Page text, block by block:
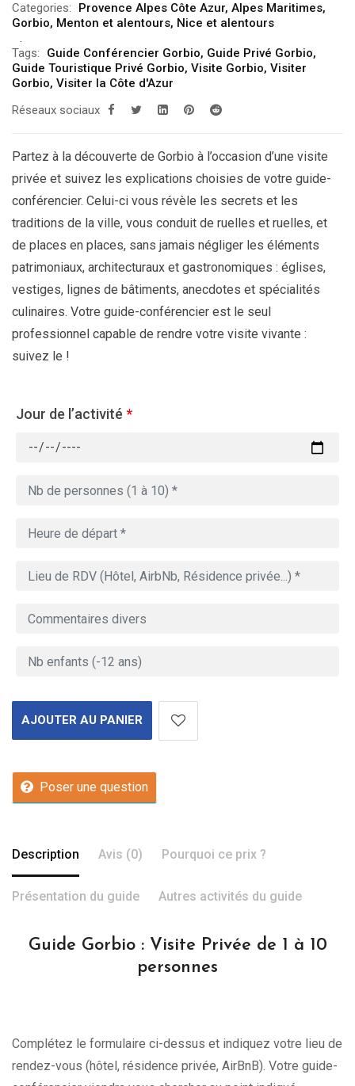
Categories: Provence Alpes Côte Azur, Alpes Maritimes,
Gorbio, Menton et alentours, Nice et alentours
Tags: Guide Conférencier Gorbio, Guide Privé Gorbio,
Guide Touristique Privé Gorbio, Visite Gorbio, Visiter
Gorbio, Visiter la Côte d'Azur
Réseaux sociaux
Partez à la découverte de Gorbio à l’occasion d’une visite
privée et suivez les explications choisies de votre guide-
conférencier. Celui-ci vous révèle les secrets et les
traditions de la ville, vous conduit de ruelles et ruelles, et
de places en places, sans jamais négliger les éléments
patrimoniaux, architecturaux et gastronomiques : églises,
vestiges, lignes de bâtiments, anecdotes et spécialités
culinaires. Votre guide-conférencier est le seul
professionnel capable de rendre votre visite vivante :
suivez le !
Jour de l’activité *
AJOUTER AU PANIER
Poser une question
Description Avis (0) Pourquoi ce prix ?
Présentation du guide Autres activités du guide
Guide Gorbio : Visite Privée de 1 à 10
personnes
Complétez le formulaire ci-dessus et indiquez votre lieu de
rendez-vous (hôtel, résidence privée, AirBnB). Votre guide-